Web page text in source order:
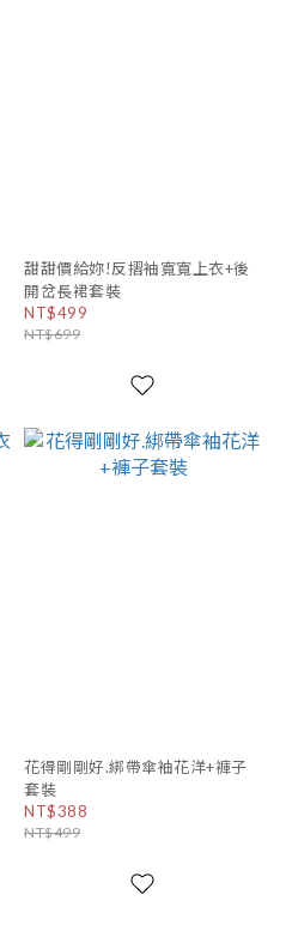
甜甜價給妳!反摺袖寬寬上衣+後
開岔長裙套裝
NT$499
NT$699
花得剛剛好.綁帶傘袖花洋+褲子
套裝
NT$388
NT$499